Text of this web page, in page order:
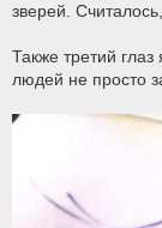
зверей.
Также третий
людей не просто